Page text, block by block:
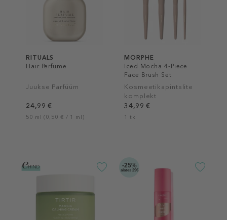
RITUALS
Hair Perfume
Juukse Parfüüm
24,99 €
50 ml (0,50 € / 1 ml)
MORPHE
Iced Mocha 4-Piece
Face Brush Set
Kosmeetikapintslite
komplekt
34,99 €
1 tk
-25%
alates 29€